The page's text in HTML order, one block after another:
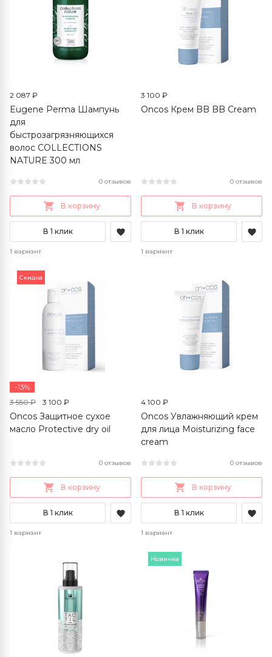
2 087 ₽
Eugene Perma Шампунь
для
быстрозагрязняющихся
волос COLLECTIONS
NATURE 300 мл
0 отзывов
В корзину
В 1 клик
1 вариант
3 100 ₽
Oncos Крем BB BB Cream
0 отзывов
В корзину
В 1 клик
1 вариант
Скидка
3 550 ₽ 3 100 ₽
-13%
Oncos Защитное сухое
масло Protective dry oil
0 отзывов
В корзину
В 1 клик
1 вариант
4 100 ₽
Oncos Увлажняющий крем
для лица Moisturizing face
cream
0 отзывов
В корзину
В 1 клик
1 вариант
Новинка